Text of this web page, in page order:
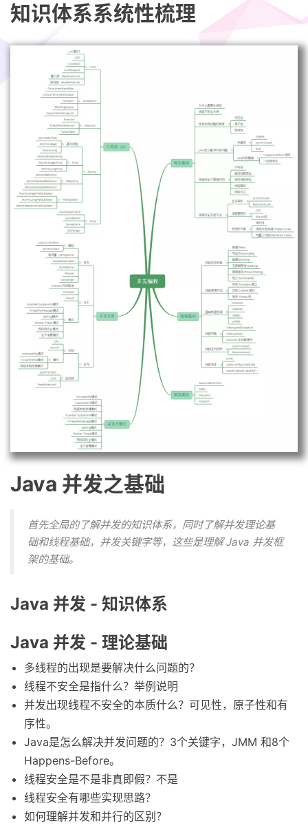
知识体系系统性梳理
Java 并发之基础
首先全局的了解并发的知识体系，同时了解并发理论基
础和线程基础，并发关键字等，这些是理解 Java 并发框
架的基础。
Java 并发 - 知识体系
Java 并发 - 理论基础
多线程的出现是要解决什么问题的？
线程不安全是指什么？举例说明
并发出现线程不安全的本质什么？可见性，原子性和有
序性。
Java是怎么解决并发问题的？3个关键字，JMM 和8个
Happens-Before。
线程安全是不是非真即假？不是
线程安全有哪些实现思路？
如何理解并发和并行的区别？